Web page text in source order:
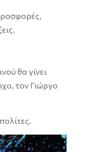
θα γίνει
τον Γιώργο